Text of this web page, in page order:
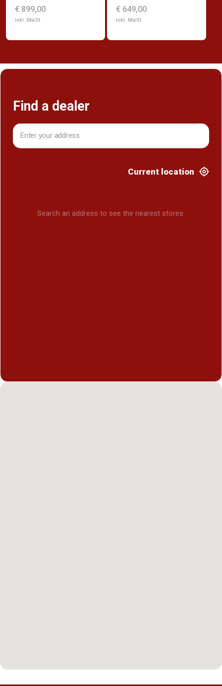
€ 899,00
inkl. MwSt
€ 649,00
inkl. MwSt
Find a dealer
Current location
Search an address to see the nearest stores.